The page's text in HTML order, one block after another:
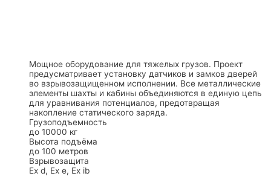
Мощное оборудование для тяжелых грузов. Проект
предусматривает установку датчиков и замков дверей
во взрывозащищенном исполнении. Все металлические
элементы шахты и кабины объединяются в единую цепь
для уравнивания потенциалов, предотвращая
накопление статического заряда.
Грузоподъемность
до 10000 кг
Высота подъёма
до 100 метров
Взрывозащита
Ex d, Ex e, Ex ib